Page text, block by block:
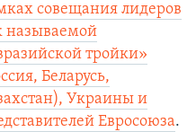
совещания лидеров
называемой
тройки»
Беларусь,
Украины и
Евросоюза.